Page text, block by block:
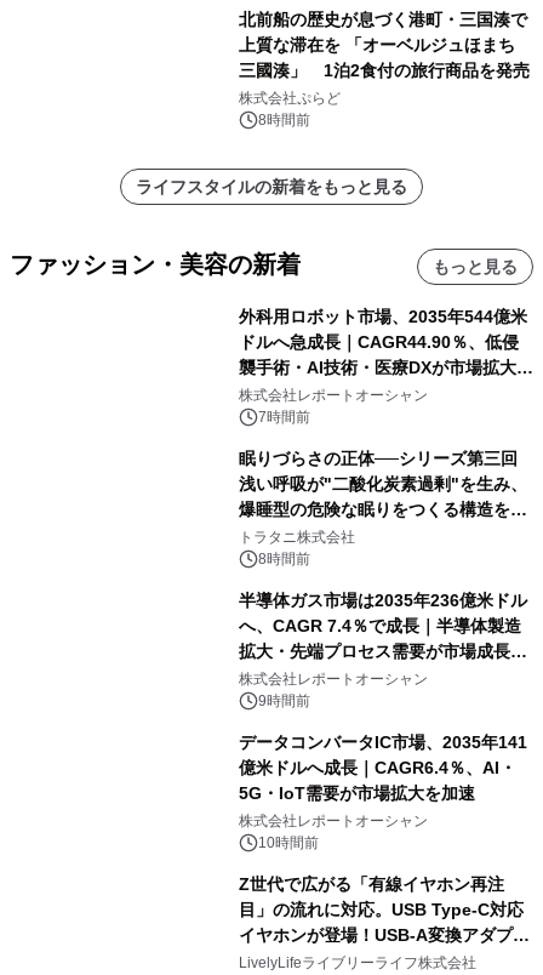
北前船の歴史が息づく港町・三国湊で
上質な滞在を 「オーベルジュほまち
三國湊」 1泊2食付の旅行商品を発売
株式会社ぷらど
8時間前
ライフスタイルの新着をもっと見る
ファッション・美容の新着 もっと見る
外科用ロボット市場、2035年544億米
ドルへ急成長｜CAGR44.90％、低侵
襲手術・AI技術・医療DXが市場拡大を
牽引
株式会社レポートオーシャン
7時間前
眠りづらさの正体──シリーズ第三回
浅い呼吸が"二酸化炭素過剰"を生み、
爆睡型の危険な眠りをつくる構造を解
説
トラタニ株式会社
8時間前
半導体ガス市場は2035年236億米ドル
へ、CAGR 7.4％で成長｜半導体製造
拡大・先端プロセス需要が市場成長を
加速
株式会社レポートオーシャン
9時間前
データコンバータIC市場、2035年141
億米ドルへ成長｜CAGR6.4％、AI・
5G・IoT需要が市場拡大を加速
株式会社レポートオーシャン
10時間前
Z世代で広がる「有線イヤホン再注
目」の流れに対応。USB Type-C対応
イヤホンが登場！USB-A変換アダプタ
ー付きでスマホからパソコンまで幅広
LivelyLifeライブリーライフ株式会社